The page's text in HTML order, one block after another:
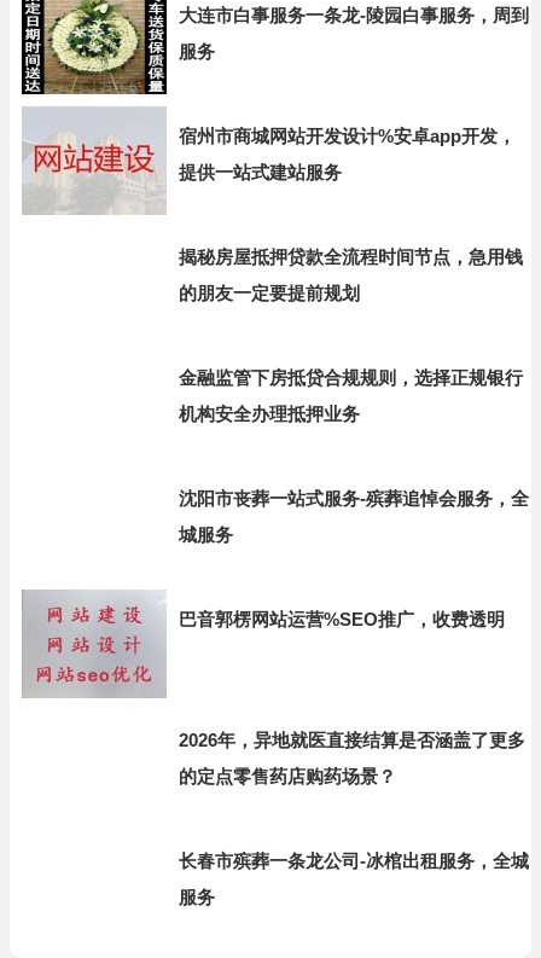
大连市白事服务一条龙-陵园白事服务，周到
服务
宿州市商城网站开发设计%安卓app开发，
提供一站式建站服务
揭秘房屋抵押贷款全流程时间节点，急用钱
的朋友一定要提前规划
金融监管下房抵贷合规规则，选择正规银行
机构安全办理抵押业务
沈阳市丧葬一站式服务-殡葬追悼会服务，全
城服务
巴音郭楞网站运营%SEO推广，收费透明
2026年，异地就医直接结算是否涵盖了更多
的定点零售药店购药场景？
长春市殡葬一条龙公司-冰棺出租服务，全城
服务